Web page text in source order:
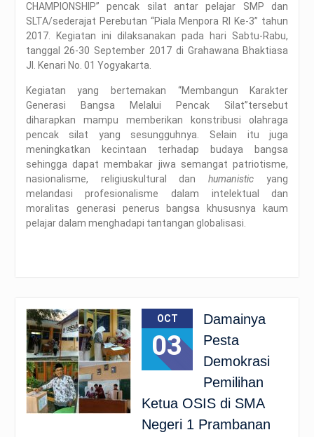
CHAMPIONSHIP” pencak silat antar pelajar SMP dan
SLTA/sederajat Perebutan “Piala Menpora RI Ke-3” tahun
2017. Kegiatan ini dilaksanakan pada hari Sabtu-Rabu,
tanggal 26-30 September 2017 di Grahawana Bhaktiasa
Jl. Kenari No. 01 Yogyakarta.
Kegiatan yang bertemakan “Membangun Karakter
Generasi Bangsa Melalui Pencak Silat”tersebut
diharapkan mampu memberikan konstribusi olahraga
pencak silat yang sesungguhnya. Selain itu juga
meningkatkan kecintaan terhadap budaya bangsa
sehingga dapat membakar jiwa semangat patriotisme,
nasionalisme, religiuskultural danhumanistic yang
melandasi profesionalisme dalam intelektual dan
moralitas generasi penerus bangsa khususnya kaum
pelajar dalam menghadapi tantangan globalisasi.
OCT
03
Damainya
Pesta
Demokrasi
Pemilihan
Ketua OSIS di SMA
Negeri 1 Prambanan